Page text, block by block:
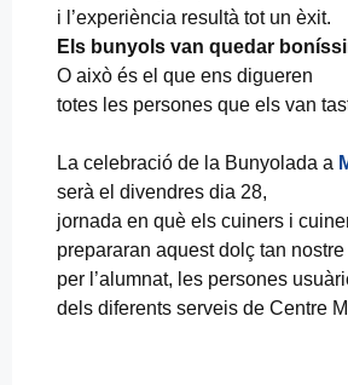
i l’experiència resultà tot un èxit.
Els bunyols van quedar
O això és el que ens digueren
totes les persones que els van
La celebració de la Bunyolada a
serà el divendres dia 28,
jornada en què els cuiners i
prepararan aquest dolç tan nostre
per l’alumnat, les persones
dels diferents serveis de Centre